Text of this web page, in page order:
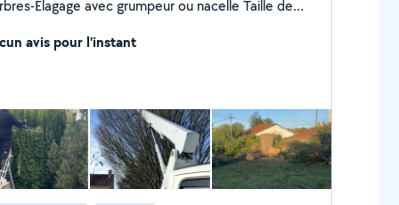
Elagage avec grumpeur ou nacelle Taille de
des dechets verts
avis pour l'instant